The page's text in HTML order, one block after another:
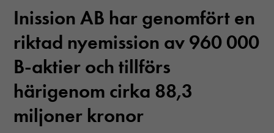
Inission AB har genomfört en
riktad nyemission av 960 000
B-aktier och tillförs
härigenom cirka 88,3
miljoner kronor